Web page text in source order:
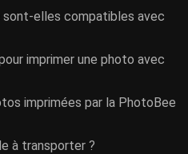
sont-elles compatibles avec
imprimer une photo avec
imprimées par la PhotoBee
à transporter ?